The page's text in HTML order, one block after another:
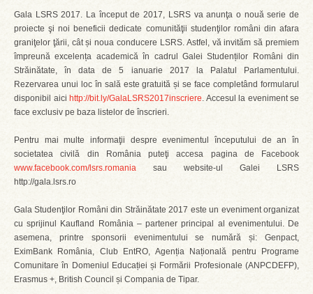
Gala LSRS 2017. La început de 2017, LSRS va anunţa o nouă serie de
proiecte şi noi beneficii dedicate comunităţii studenţilor români din afara
graniţelor ţării, cât și noua conducere LSRS. Astfel, vă invităm să premiem
împreună excelența academică în cadrul Galei Studenților Români din
Străinătate, în data de 5 ianuarie 2017 la Palatul Parlamentului.
Rezervarea unui loc în sală este gratuită și se face completând formularul
disponibil aici http://bit.ly/GalaLSRS2017inscriere. Accesul la eveniment se
face exclusiv pe baza listelor de înscrieri.
Pentru mai multe informaţii despre evenimentul începutului de an în
societatea civilă din România puteţi accesa pagina de Facebook
www.facebook.com/lsrs.romania sau website-ul Galei LSRS
http://gala.lsrs.ro
Gala Studenţilor Români din Străinătate 2017 este un eveniment organizat
cu sprijinul Kaufland România – partener principal al evenimentului. De
asemena, printre sponsorii evenimentului se numără și: Genpact,
EximBank România, Club EntRO, Agenția Națională pentru Programe
Comunitare în Domeniul Educației și Formării Profesionale (ANPCDEFP),
Erasmus +, British Council și Compania de Tipar.